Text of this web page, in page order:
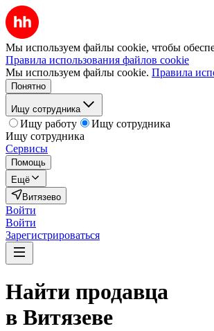
Мы используем файлы cookie, чтобы
Правила использования файлов cookie
Мы используем файлы cookie. Правила
Понятно
Ищу сотрудника
Ищу работу
Ищу сотрудника
Ищу сотрудника
Сервисы
Помощь
Ещё
Витязево
Войти
Войти
Зарегистрироваться
Найти продавца
в Витязеве